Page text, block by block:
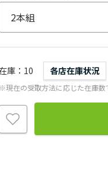
庫 10 各店在庫状況
※現在の受取方法に応じた在庫数